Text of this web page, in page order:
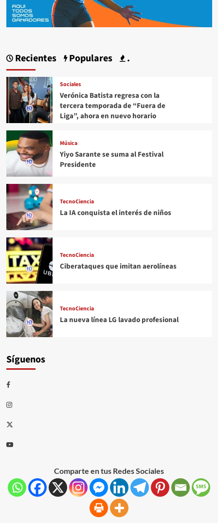
Recientes Populares .
Sociales
Verónica Batista regresa con la
tercera temporada de “Fuera de
Liga”, ahora en nuevo horario
Música
Yiyo Sarante se suma al Festival
Presidente
TecnoCiencia
La IA conquista el interés de niños
TecnoCiencia
Ciberataques que imitan aerolíneas
TecnoCiencia
La nueva línea LG lavado profesional
Síguenos
Comparte en tus Redes Sociales